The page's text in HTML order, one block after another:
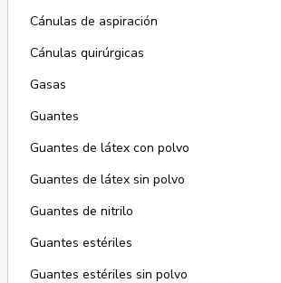
Cánulas de aspiración
Cánulas quirúrgicas
Gasas
Guantes
Guantes de látex con polvo
Guantes de látex sin polvo
Guantes de nitrilo
Guantes estériles
Guantes estériles sin polvo